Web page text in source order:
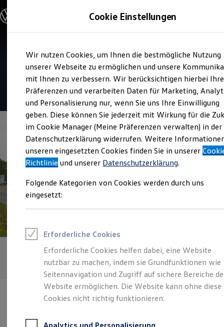
Hauptinhalt
springen
Footer
springen
Modelle & Konfigurator
Nutzfahrzeugkategorien entdecken
Modelle konfigurieren
Vorgängermodelle und Oldtimer
Vorgängermodelle
Oldtimer
Bulli Historie
Branchenlösungen & Gewerbekunden
Umbaulösungen und Hersteller finden
Auf- und Umbauten entdecken & konfigurieren
Groß- und Sonderkunden
Großkunden
Kommunen & Behörden
Journalisten
Sportvereine
Branchenlösungen
Gewerbliche Personenbeförderung
Service & mobile Werkstätten
Kühlfahrzeuge
ONE Business ID Vorteile
Fahrzeugsuche & Marktplatz
Fahrzeugsuche
Fahrzeuge online kaufen
Digitaler Marktplatz
Kauf & Finanzierung
Online-Fahrzeugbewertung
Aktionen & Angebote
Service
Autohaus Jacob Querfurt
4.6| 18 Bewertungen
Cookie Einstellungen
Wir nutzen Cookies, um Ihnen die bestmögliche Nutzung
unserer Webseite zu ermöglichen und unsere
mit Ihnen zu verbessern. Wir berücksichtigen hierbei Ihre
Präferenzen und verarbeiten Daten für Marketing,
und Personalisierung nur, wenn Sie uns Ihre Einwilligung
geben. Diese können Sie jederzeit mit Wirkung für die
im Cookie Manager (Meine Präferenzen verwalten) in der
Datenschutzerklärung widerrufen. Weitere
unseren eingesetzten Cookies finden Sie in unserer
Richtlinie und unserer Datenschutzerklärung.
Folgende Kategorien von Cookies werden durch uns
eingesetzt:
Erforderliche Cookies
Erforderliche Cookies helfen dabei, eine Website
nutzbar zu machen, indem sie Grundfunktionen wie
Seitennavigation und Zugriff auf sichere Bereiche
Website ermöglichen. Die Website kann ohne diese
Cookies nicht richtig funktionieren.